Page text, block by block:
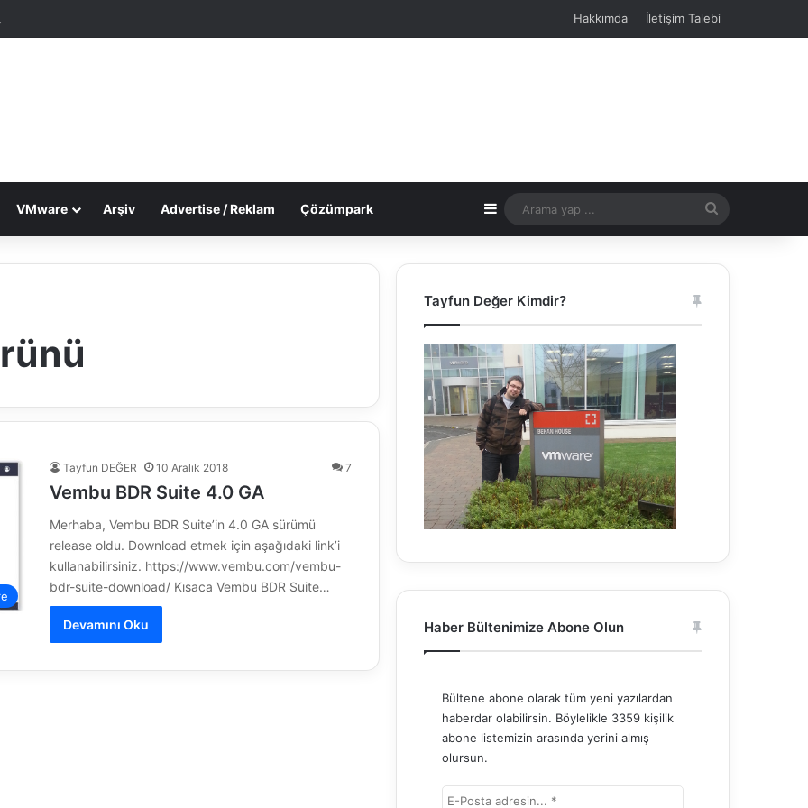
Makale Hakkımda İletişim Talebi
VMware Arşiv Advertise / Reklam Çözümpark Kenar Bölmesi
yap
Tayfun DEĞER 10 Aralık 2018 7
Vembu BDR Suite 4.0 GA
Merhaba, Vembu BDR Suite’in 4.0 GA sürümü
release oldu. Download etmek için aşağıdaki link’i
kullanabilirsiniz. https://www.vembu.com/vembu-
bdr-suite-download/ Kısaca Vembu BDR Suite…
Devamını Oku
Tayfun Değer Kimdir?
Haber Bültenimize Abone Olun
Bültene abone olarak tüm yeni yazılardan
haberdar olabilirsin. Böylelikle 3359 kişilik
abone listemizin arasında yerini almış
olursun.